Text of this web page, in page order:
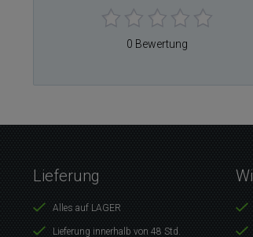
0 Bewertung
Lieferung
Alles auf LAGER
Lieferung innerhalb von 48 Std.